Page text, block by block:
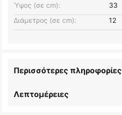
Ύψος (σε cm):
33
Διάμετρος (σε cm):
12
Λεπτομέρειες
Περισσότερες πληροφορίες